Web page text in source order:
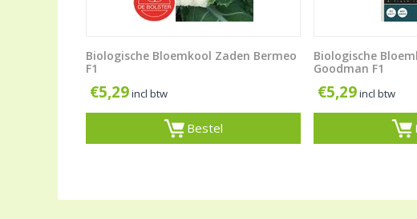
Biologische Bloemkool Zaden Bermeo
F1
€5,29incl btw
Bestel
Biologische
Goodman F1
€5,29incl btw